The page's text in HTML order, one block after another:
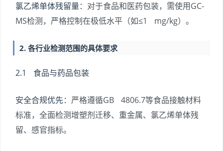
氯乙烯单体残留量：对于食品和医药包装，需使用GC-
MS检测，严格控制在极低水平（如≤1 mg/kg）。
2. 各行业检测范围的具体要求
2.1 食品与药品包装
安全合规优先：严格遵循GB 4806.7等食品接触材料
标准，全面检测增塑剂迁移、重金属、氯乙烯单体残
留、感官指标。